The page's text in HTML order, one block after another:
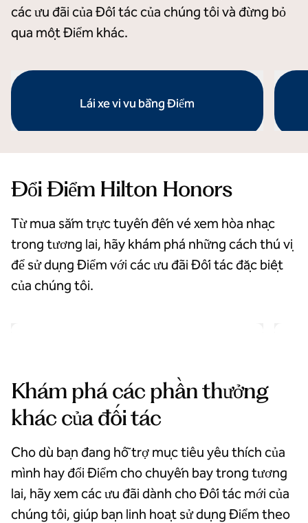
các ưu đãi của Đối tác của chúng tôi và đừng bỏ
qua một Điểm khác.
Lái xe vi vu bằng Điểm
Đổi Điểm Hilton Honors
Từ mua sắm trực tuyến đến vé xem hòa nhạc
trong tương lai, hãy khám phá những cách thú vị
để sử dụng Điểm với các ưu đãi Đối tác đặc biệt
của chúng tôi.
Trải nghiệm khó quên
Khám phá các phần thưởng
khác của đối tác
Cho dù bạn đang hỗ trợ mục tiêu yêu thích của
mình hay đổi Điểm cho chuyến bay trong tương
lai, hãy xem các ưu đãi dành cho Đối tác mới của
chúng tôi, giúp bạn linh hoạt sử dụng Điểm theo